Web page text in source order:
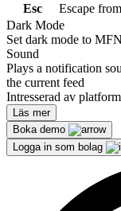
Esc
Escape
Dark Mode
Set dark mode to
Sound
Plays a notification
the current feed
Intresserad av
Läs mer
Boka demo
Logga in som bolag